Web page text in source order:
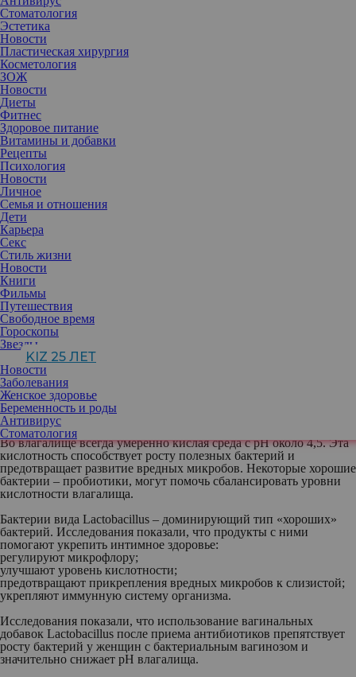
Стоматология
Эстетика
Новости
Пластическая хирургия
Косметология
ЗОЖ
Новости
Диеты
Фитнес
Здоровое питание
Витамины и добавки
Рецепты
Психология
Новости
Личное
Семья и отношения
Дети
Карьера
Секс
Стиль жизни
Новости
Книги
Фильмы
Путешествия
Свободное время
Гороскопы
Звезды
KIZ 25 ЛЕТ
Новости
Заболевания
Женское здоровье
Беременность и роды
Антивирус
Стоматология
Для интимного здоровья женщины организм производит
использует естественные выделения, включает иммунную
защиту и поддерживает «хорошие» бактерии. Соблюдение
здоровой, сбалансированной диеты может также предотвратить
инфекции и улучшить состояние влагалища.
Проведено не так много исследований по этому вопросу, но
точно известно, что определенный диетический выбор может
улучшить состояние микрофлоры, помогая в лечении
гинекологических заболеваний. Но обязательно
проконсультируйтесь с врачом, прежде чем использовать диету
для решения любых проблем со здоровьем.
Нужно сбалансировать уровень pH
Во влагалище всегда умеренно кислая среда с pH около 4,5. Эта
кислотность способствует росту полезных бактерий и
предотвращает развитие вредных микробов. Некоторые хорошие
бактерии – пробиотики, могут помочь сбалансировать уровни
кислотности влагалища.
Бактерии вида Lactobacillus – доминирующий тип «хороших»
бактерий. Исследования показали, что продукты с ними
помогают укрепить интимное здоровье:
регулируют микрофлору;
улучшают уровень кислотности;
предотвращают прикрепления вредных микробов к слизистой;
укрепляют иммунную систему организма.
Исследования показали, что использование вагинальных
добавок Lactobacillus после приема антибиотиков препятствует
росту бактерий у женщин с бактериальным вагинозом и
значительно снижает рН влагалища.